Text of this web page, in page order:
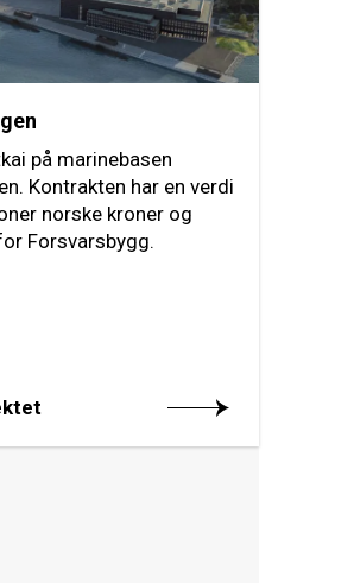
på marinebasen
Kontrakten har en verdi
norske kroner og
Forsvarsbygg.